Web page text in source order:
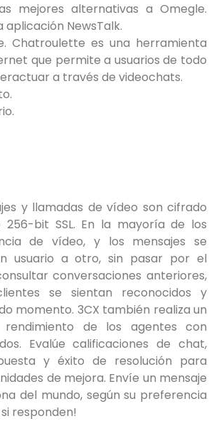
mejores alternativas a Omegle.
aplicación NewsTalk.
Chatroulette es una herramienta
que permite a usuarios de todo
a través de videochats.
y llamadas de vídeo son cifrado
bit SSL. En la mayoría de los
de vídeo, y los mensajes se
usuario a otro, sin pasar por el
conversaciones anteriores,
se sientan reconocidos y
momento. 3CX también realiza un
rendimiento de los agentes con
Evalúe calificaciones de chat,
y éxito de resolución para
de mejora. Envíe un mensaje
del mundo, según su preferencia
responden!